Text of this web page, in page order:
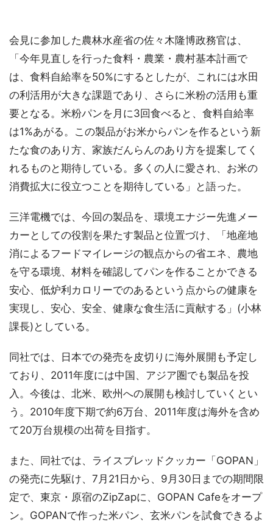
会見に参加した農林水産省の佐々木隆博政務官は、
「今年見直しを行った食料・農業・農村基本計画で
は、食料自給率を50%にするとしたが、これには水田
の利活用が大きな課題であり、さらに米粉の活用も重
要となる。米粉パンを月に3回食べると、食料自給率
は1%あがる。この製品がお米からパンを作るという新
たな食のあり方、家族だんらんのあり方を提案してく
れるものと期待している。多くの人に愛され、お米の
消費拡大に役立つことを期待している」と語った。
三洋電機では、今回の製品を、環境エナジー先進メー
カーとしての役割を果たす製品と位置づけ、「地産地
消によるフードマイレージの観点からの省エネ、農地
を守る環境、材料を確認してパンを作ることかできる
安心、低炉利カロリーでのあるという点からの健康を
実現し、安心、安全、健康な食生活に貢献する」(小林
課長)としている。
同社では、日本での発売を皮切りに海外展開も予定し
ており、2011年度には中国、アジア圏でも製品を投
入。今後は、北米、欧州への展開も検討していくとい
う。2010年度下期で約6万台、2011年度は海外を含め
て20万台規模の出荷を目指す。
また、同社では、ライスブレッドクッカー「GOPAN」
の発売に先駆け、7月21日から、9月30日までの期間限
定で、東京・原宿のZipZapに、GOPAN Cafeをオープ
ン。GOPANで作った米パン、玄米パンを試食できるよ